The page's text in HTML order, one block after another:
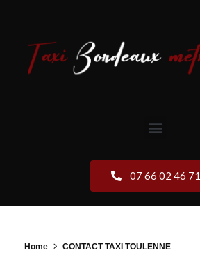
07 66 02 46 71
Home CONTACT TAXI TOULENNE